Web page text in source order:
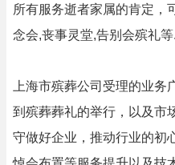
所有服务逝者家属的肯定，
念会,丧事灵堂,告别会殡礼等.
上海市殡葬公司受理的业务
到殡葬葬礼的举行，以及市
守做好企业，推动行业的初